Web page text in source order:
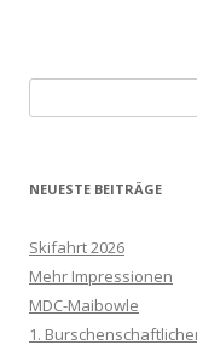
nach:
NEUESTE BEITRÄGE
Skifahrt 2026
Mehr Impressionen
MDC-Maibowle
1.